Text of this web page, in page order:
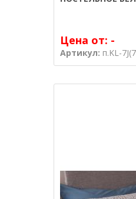
Цена от: -
Артикул: п.KL-